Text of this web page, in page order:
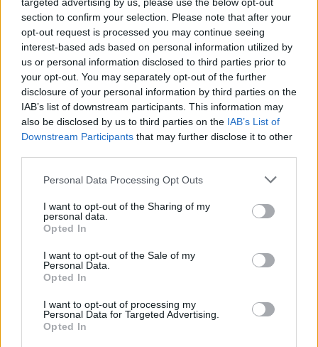
section to confirm your selection. Please note that after your
opt-out request is processed you may continue seeing
interest-based ads based on personal information utilized by
us or personal information disclosed to third parties prior to
your opt-out. You may separately opt-out of the further
disclosure of your personal information by third parties on the
IAB’s list of downstream participants. This information may
also be disclosed by us to third parties on the IAB’s List of
Downstream Participants that may further disclose it to other
Please note that this website/app uses one or more Google
not limited to your visit or usage behaviour. You may click to
grant or deny consent to Google and its third-party tags to
use your data for below specified purposes in below Google
consent section.
Personal Data Processing Opt Outs
I want to opt-out of the Sharing of my
personal data.
Opted In
I want to opt-out of the Sale of my
Personal Data.
Opted In
I want to opt-out of processing my
Personal Data for Targeted Advertising.
Opted In
zenekar tagjai önmagukat is meg tudják mutatni
egy kicsit a produkción keresztül, és persze
remélem, hogy a közönség továbbra is szeretni fogja
majd, amit csinálunk.
Mesélsz kicsit nemrég megjelentúj dalodról, a
Szép mentésről?
A dal zenéjét édesapámmal írtam, Sean Darin, azaz
Szepesi Zsolt producerkedése mellett, akivel már
csend remixét. Azért kerestük meg őt, mert a
munkáinak van egy olyan jellegzetes karaktere,
amiről úgy gondoltunk, jól állna a dalnak. A
zeneszerzőim általában ugyanazok, már szavak
nélkül értjük a másikat, vagyis nagyon egyszerű
velük dolgozni, viszont szövegírók és zenei
producerek után folyamatosan kutatok. Demózás
után az éppen aktuális szerzőtárssal találjuk ki,
hogyan és kivel kéne tovább együttműködni, mert a
zenei alapokat a dalszöveg és a produceri munka